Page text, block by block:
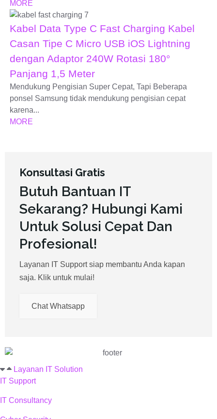
MORE
Kabel Data Type C Fast Charging Kabel
Casan Tipe C Micro USB iOS Lightning
dengan Adaptor 240W Rotasi 180°
Panjang 1,5 Meter
Mendukung Pengisian Super Cepat, Tapi Beberapa
ponsel Samsung tidak mendukung pengisian cepat
karena...
MORE
Konsultasi Gratis
Butuh Bantuan IT
Sekarang? Hubungi Kami
Untuk Solusi Cepat Dan
Profesional!
Layanan IT Support siap membantu Anda kapan
saja. Klik untuk mulai!
Chat Whatsapp
Layanan IT Solution
IT Support
IT Consultancy